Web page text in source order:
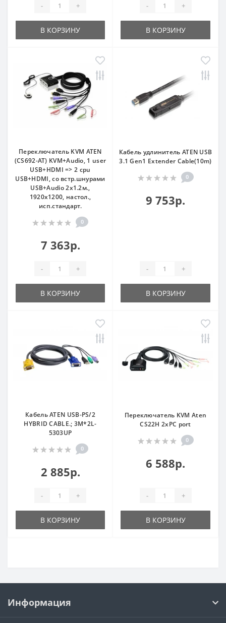
- +
В КОРЗИНУ
- +
В КОРЗИНУ
Переключатель KVM ATEN
(CS692-AT) KVM+Audio, 1 user
USB+HDMI => 2 cpu
USB+HDMI, со встр.шнурами
USB+Audio 2x1.2м.,
1920x1200, настол.,
исп.стандарт.
0
7 363р.
- +
В КОРЗИНУ
Кабель удлинитель ATEN USB
3.1 Gen1 Extender Cable(10m)
0
9 753р.
- +
В КОРЗИНУ
Кабель ATEN USB-PS/2
HYBRID CABLE.; 3M*2L-
5303UP
0
2 885р.
- +
В КОРЗИНУ
Переключатель KVM Aten
CS22H 2xPC port
0
6 588р.
- +
В КОРЗИНУ
Информация